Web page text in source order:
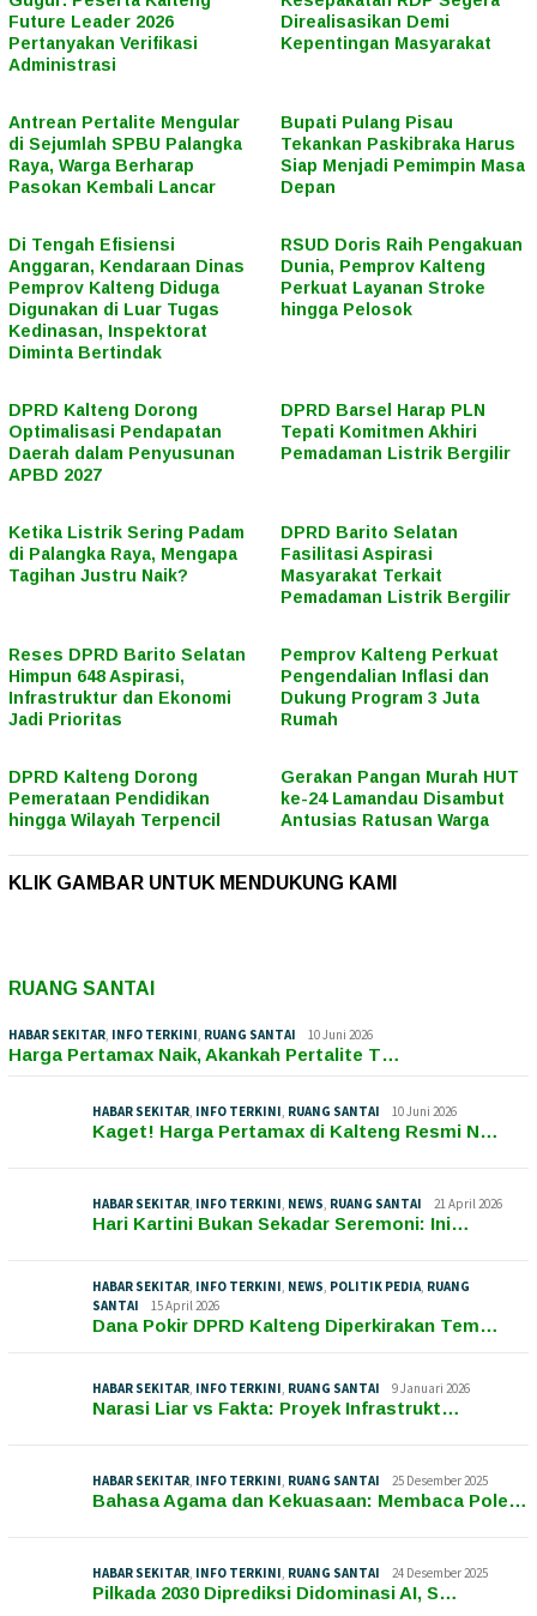
Future Leader 2026
Pertanyakan Verifikasi
Administrasi
Direalisasikan Demi
Kepentingan Masyarakat
Antrean Pertalite Mengular
di Sejumlah SPBU Palangka
Raya, Warga Berharap
Pasokan Kembali Lancar
Bupati Pulang Pisau
Tekankan Paskibraka Harus
Siap Menjadi Pemimpin Masa
Depan
Di Tengah Efisiensi
Anggaran, Kendaraan Dinas
Pemprov Kalteng Diduga
Digunakan di Luar Tugas
Kedinasan, Inspektorat
Diminta Bertindak
RSUD Doris Raih Pengakuan
Dunia, Pemprov Kalteng
Perkuat Layanan Stroke
hingga Pelosok
DPRD Kalteng Dorong
Optimalisasi Pendapatan
Daerah dalam Penyusunan
APBD 2027
DPRD Barsel Harap PLN
Tepati Komitmen Akhiri
Pemadaman Listrik Bergilir
Ketika Listrik Sering Padam
di Palangka Raya, Mengapa
Tagihan Justru Naik?
DPRD Barito Selatan
Fasilitasi Aspirasi
Masyarakat Terkait
Pemadaman Listrik Bergilir
Reses DPRD Barito Selatan
Himpun 648 Aspirasi,
Infrastruktur dan Ekonomi
Jadi Prioritas
Pemprov Kalteng Perkuat
Pengendalian Inflasi dan
Dukung Program 3 Juta
Rumah
DPRD Kalteng Dorong
Pemerataan Pendidikan
hingga Wilayah Terpencil
Gerakan Pangan Murah HUT
ke-24 Lamandau Disambut
Antusias Ratusan Warga
KLIK GAMBAR UNTUK MENDUKUNG KAMI
RUANG SANTAI
HABAR SEKITAR, INFO TERKINI, RUANG SANTAI 10 Juni 2026
Harga Pertamax Naik, Akankah Pertalite T…
HABAR SEKITAR, INFO TERKINI, RUANG SANTAI 10 Juni 2026
Kaget! Harga Pertamax di Kalteng Resmi N…
HABAR SEKITAR, INFO TERKINI, NEWS, RUANG SANTAI 21 April 2026
Hari Kartini Bukan Sekadar Seremoni: Ini…
HABAR SEKITAR, INFO TERKINI, NEWS, POLITIK PEDIA, RUANG
SANTAI
15 April 2026
Dana Pokir DPRD Kalteng Diperkirakan Tem…
HABAR SEKITAR, INFO TERKINI, RUANG SANTAI 9 Januari 2026
Narasi Liar vs Fakta: Proyek Infrastrukt…
HABAR SEKITAR, INFO TERKINI, RUANG SANTAI 25 Desember 2025
Bahasa Agama dan Kekuasaan: Membaca Pole…
HABAR SEKITAR, INFO TERKINI, RUANG SANTAI 24 Desember 2025
Pilkada 2030 Diprediksi Didominasi AI, S…